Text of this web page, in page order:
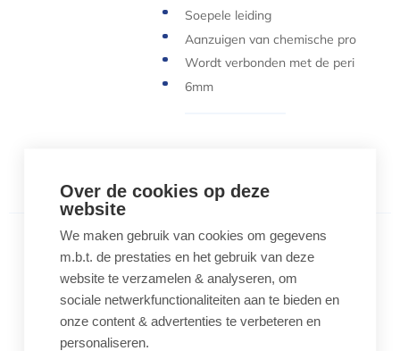
Soepele leiding
Aanzuigen van chemische pro
ducten
Wordt verbonden met de peri
staltische slang
6mm
Hanna TPP vervangtube peristaltische pomp
Hanna TPP vervangtube
peristaltische pomp (wit) - 2
stuks
€ 47,19
Over de cookies op deze
website
We maken gebruik van cookies om gegevens
m.b.t. de prestaties en het gebruik van deze
website te verzamelen & analyseren, om
sociale netwerkfunctionaliteiten aan te bieden en
onze content & advertenties te verbeteren en
personaliseren.